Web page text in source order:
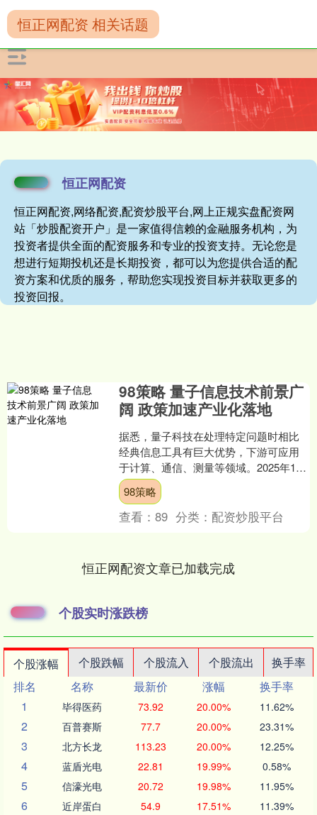
恒正网配资
恒正网配资,网络配资,配资炒股平台,网上正规实盘配资网
站「炒股配资开户」是一家值得信赖的金融服务机构，为
投资者提供全面的配资服务和专业的投资支持。无论您是
想进行短期投机还是长期投资，都可以为您提供合适的配
资方案和优质的服务，帮助您实现投资目标并获取更多的
投资回报。
恒正网配资 相关话题
98策略 量子信息技术前景广
阔 政策加速产业化落地
据悉，量子科技在处理特定问题时相比
经典信息工具有巨大优势，下游可应用
于计算、通信、测量等领域。2025年10
月，量子科技接连斩获“诺贝尔奖”及
《Nature》封....
98策略
查看：89 分类： 配资炒股平台
恒正网配资文章已加载完成
个股实时涨跌榜
个股涨幅 个股跌幅 个股流入 个股流出
换手率
排名
名称 最新价 涨幅
换手率
1
毕得医药 73.92 20.00% 11.62%
2 百普赛斯 77.7 20.00% 23.31%
3 北方长龙 113.23 20.00% 12.25%
4 蓝盾光电 22.81 19.99% 0.58%
5 信濠光电 20.72 19.98% 11.95%
6 近岸蛋白 54.9 17.51% 11.39%